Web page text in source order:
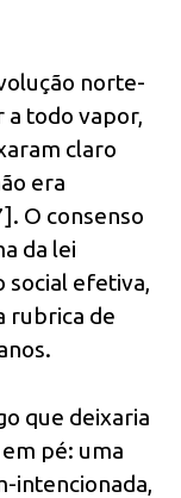
norte-
a todo vapor,
claro
era
O consenso
da lei
social efetiva,
rubrica de
que deixaria
pé: uma
intencionada,